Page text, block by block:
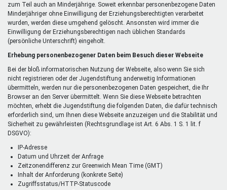
zum Teil auch an Minderjährige. Soweit erkennbar personenbezogene Daten
Minderjähriger ohne Einwilligung der Erziehungsberechtigten verarbeitet
wurden, werden diese umgehend gelöscht. Ansonsten wird immer die
Einwilligung der Erziehungsberechtigen nach üblichen Standards
(persönliche Unterschrift) eingeholt.
Erhebung personenbezogener Daten beim Besuch dieser Webseite
Bei der bloß informatorischen Nutzung der Webseite, also wenn Sie sich
nicht registrieren oder der Jugendstiftung anderweitig Informationen
übermitteln, werden nur die personenbezogenen Daten gespeichert, die Ihr
Browser an den Server übermittelt. Wenn Sie diese Webseite betrachten
möchten, erhebt die Jugendstiftung die folgenden Daten, die dafür technisch
erforderlich sind, um Ihnen diese Webseite anzuzeigen und die Stabilität und
Sicherheit zu gewährleisten (Rechtsgrundlage ist Art. 6 Abs. 1 S. 1 lit. f
DSGVO):
IP-Adresse
Datum und Uhrzeit der Anfrage
Zeitzonendifferenz zur Greenwich Mean Time (GMT)
Inhalt der Anforderung (konkrete Seite)
Zugriffsstatus/HTTP-Statuscode